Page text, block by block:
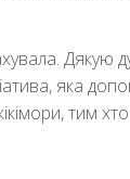
Дякую
яка
тим